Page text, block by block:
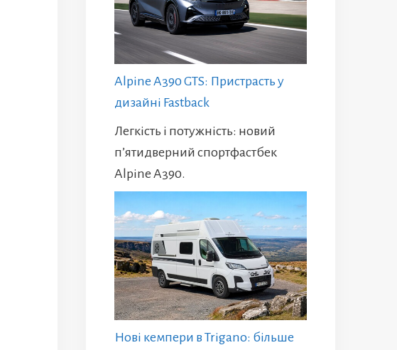
Alpine A390 GTS: Пристрасть у
дизайні Fastback
Легкість і потужність: новий
п’ятидверний спортфастбек
Alpine A390.
Нові кемпери в Trigano: більше